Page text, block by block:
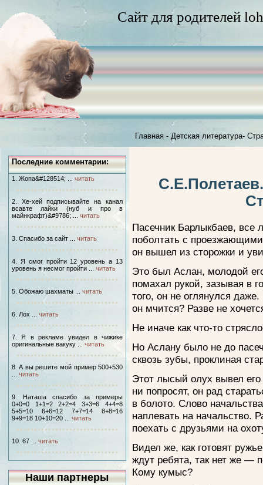
Сайт для родителей
Главная - Детская литература-
Последние комментарии:
1. Жопа&#128514; ... читать
2. Хе-хей подписывайте на канал
всавте лайки (нуб и про в
майнкрафт)&#9786; ... читать
3. Спасибо за сайт ... читать
4. Я смог пройти 12 уровень а 13
уровень я несмог пройти ... читать
5. Обожаю шахматы ... читать
6. Лох ... читать
7. Я в рекламе увидел в чижике
оригинальные вакуку ... читать
8. А вы решите мой пример 500+530
читать
9. Наташа спасибо за примеры
0+0=0 1+1=2 2+2=4 3+3=6 4+4=8
5+5=10 6+6=12 7+7=14 8+8=16
9+9=18 10+10=20 ... читать
10. 67 ... читать
Наши партнеры
Пасечник Барлыкбаев,
поболтать с
он вышел из сторожки и
Это был Аслан, молодой
помахал рукой, зазывая в
того, он не оглянулся
он мчится? Разве не
Не иначе как что-то
Но Аслану было не до
сквозь зубы, проклиная
Этот лысый олух вывел
ни попросят, он рад
в болото. Слово
наплевать на начальство.
поехать с друзьями на
Видел же, как готовят
ждут ребята, так нет же —
Кому кумыс?